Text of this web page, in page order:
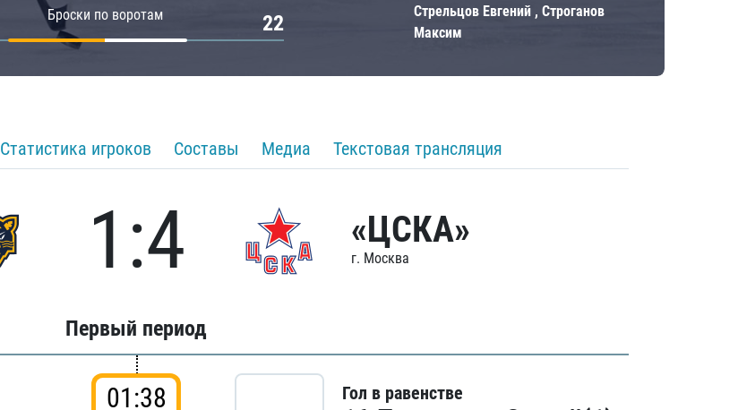
Броски по воротам 22
Стрельцов Евгений , Строганов
Максим
Статистика игроков Составы Медиа Текстовая трансляция
1:4 «ЦСКА»
г. Москва
Первый период
01:38
Гол в равенстве